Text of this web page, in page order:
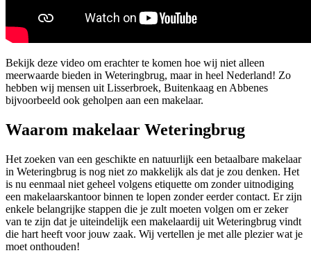
Bekijk deze video om erachter te komen hoe wij niet alleen
meerwaarde bieden in Weteringbrug, maar in heel Nederland! Zo
hebben wij mensen uit Lisserbroek, Buitenkaag en Abbenes
bijvoorbeeld ook geholpen aan een makelaar.
Waarom makelaar Weteringbrug
Het zoeken van een geschikte en natuurlijk een betaalbare makelaar
in Weteringbrug is nog niet zo makkelijk als dat je zou denken. Het
is nu eenmaal niet geheel volgens etiquette om zonder uitnodiging
een makelaarskantoor binnen te lopen zonder eerder contact. Er zijn
enkele belangrijke stappen die je zult moeten volgen om er zeker
van te zijn dat je uiteindelijk een makelaardij uit Weteringbrug vindt
die hart heeft voor jouw zaak. Wij vertellen je met alle plezier wat je
moet onthouden!